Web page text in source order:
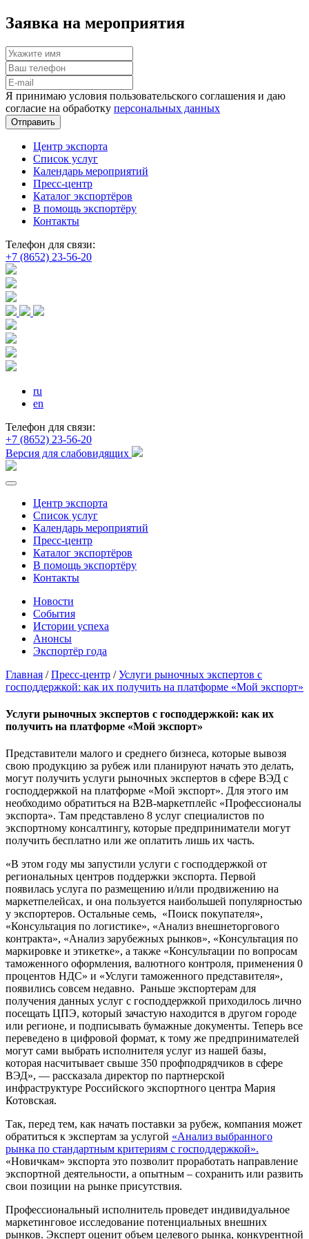
Заявка на мероприятия
Я принимаю условия пользовательского соглашения и даю
согласие на обработку персональных данных
Отправить
Центр экспорта
Список услуг
Календарь мероприятий
Пресс-центр
Каталог экспортёров
В помощь экспортёру
Контакты
Телефон для связи:
+7 (8652) 23-56-20
ru
en
Телефон для связи:
+7 (8652) 23-56-20
Версия для слабовидящих
Центр экспорта
Список услуг
Календарь мероприятий
Пресс-центр
Каталог экспортёров
В помощь экспортёру
Контакты
Новости
События
Истории успеха
Анонсы
Экспортёр года
Главная /Пресс-центр /Услуги рыночных экспертов с
господдержкой: как их получить на платформе «Мой экспорт»
Услуги рыночных экспертов с господдержкой: как их
получить на платформе «Мой экспорт»
Представители малого и среднего бизнеса, которые вывозя
свою продукцию за рубеж или планируют начать это делать,
могут получить услуги рыночных экспертов в сфере ВЭД с
господдержкой на платформе «Мой экспорт». Для этого им
необходимо обратиться на B2B-маркетплейс «Профессионалы
экспорта». Там представлено 8 услуг специалистов по
экспортному консалтингу, которые предприниматели могут
получить бесплатно или же оплатить лишь их часть.
«В этом году мы запустили услуги с господдержкой от
региональных центров поддержки экспорта. Первой
появилась услуга по размещению и/или продвижению на
маркетпелейсах, и она пользуется наибольшей популярностью
у экспортеров. Остальные семь, «Поиск покупателя»,
«Консультация по логистике», «Анализ внешнеторгового
контракта», «Анализ зарубежных рынков», «Консультация по
маркировке и этикетке», а также «Консультации по вопросам
таможенного оформления, валютного контроля, применения 0
процентов НДС» и «Услуги таможенного представителя»,
появились совсем недавно. Раньше экспортерам для
получения данных услуг с господдержкой приходилось лично
посещать ЦПЭ, который зачастую находится в другом городе
или регионе, и подписывать бумажные документы. Теперь все
переведено в цифровой формат, к тому же предпринимателей
могут сами выбрать исполнителя услуг из нашей базы,
которая насчитывает свыше 350 профподрядчиков в сфере
ВЭД», — рассказала директор по партнерской
инфраструктуре Российского экспортного центра Мария
Котовская.
Так, перед тем, как начать поставки за рубеж, компания может
обратиться к экспертам за услугой «Анализ выбранного
рынка по стандартным критериям с господдержкой».
«Новичкам» экспорта это позволит проработать направление
экспортной деятельности, а опытным – сохранить или развить
свои позиции на рынке присутствия.
Профессиональный исполнитель проведет индивидуальное
маркетинговое исследование потенциальных внешних
рынков. Эксперт оценит объем целевого рынка, конкурентной